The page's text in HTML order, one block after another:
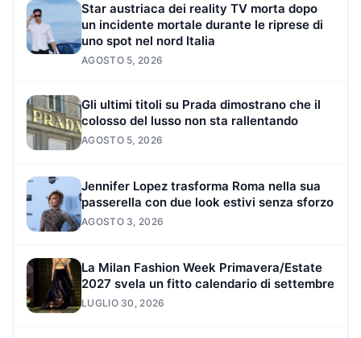
Star austriaca dei reality TV morta dopo
un incidente mortale durante le riprese di
uno spot nel nord Italia
AGOSTO 5, 2026
Gli ultimi titoli su Prada dimostrano che il
colosso del lusso non sta rallentando
AGOSTO 5, 2026
Jennifer Lopez trasforma Roma nella sua
passerella con due look estivi senza sforzo
AGOSTO 3, 2026
La Milan Fashion Week Primavera/Estate
2027 svela un fitto calendario di settembre
LUGLIO 30, 2026